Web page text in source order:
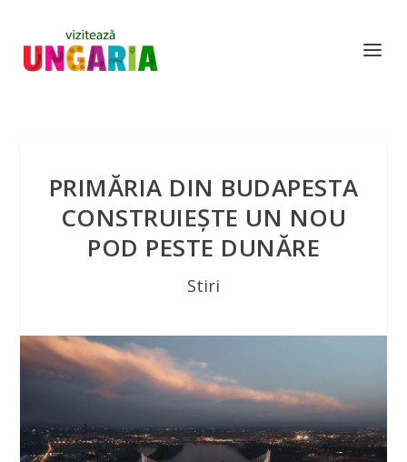
PRIMĂRIA DIN BUDAPESTA
CONSTRUIEȘTE UN NOU
POD PESTE DUNĂRE
Stiri